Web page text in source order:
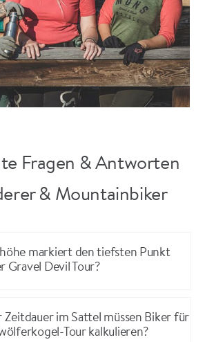
Fragen & Antworten
& Mountainbiker
markiert den tiefsten Punkt
Gravel Devil Tour?
im Sattel müssen Biker für
Tour kalkulieren?